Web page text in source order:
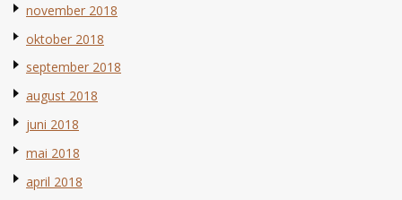
november 2018
oktober 2018
september 2018
august 2018
juni 2018
mai 2018
april 2018